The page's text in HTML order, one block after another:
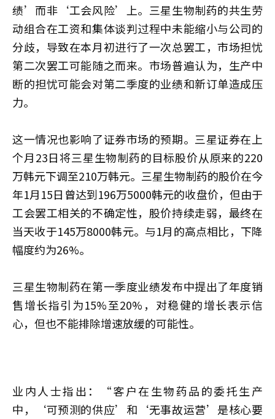
绩’而非‘工会风险’上。三星生物制药的共生劳
动组合在工资和集体谈判过程中未能缩小与公司的
分歧，导致在本月初进行了一次总罢工，市场担忧
第二次罢工可能随之而来。市场普遍认为，生产中
断的担忧可能会对第二季度的业绩和新订单造成压
力。
这一情况也影响了证券市场的预期。三星证券在上
个月23日将三星生物制药的目标股价从原来的220
万韩元下调至210万韩元。三星生物制药的股价在今
年1月15日曾达到196万5000韩元的收盘价，但由于
工会罢工相关的不确定性，股价持续走弱，最终在
当天收于145万8000韩元。与1月的高点相比，下降
幅度约为26%。
三星生物制药在第一季度业绩发布中提出了年度销
售增长指引为15%至20%，对稳健的增长表示信
心，但也不能排除增速放缓的可能性。
业内人士指出：“客户在生物药品的委托生产
中，‘可预测的供应’和‘无事故运营’是核心要